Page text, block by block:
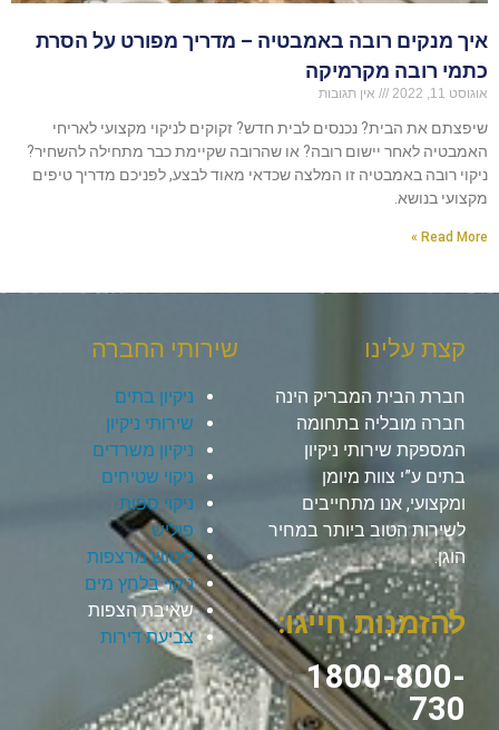
איך מנקים רובה באמבטיה – מדריך מפורט על הסרת
כתמי רובה מקרמיקה
אוגוסט 11, 2022 אין תגובות
שיפצתם את הבית? נכנסים לבית חדש? זקוקים לניקוי מקצועי לאריחי
האמבטיה לאחר יישום רובה? או שהרובה שקיימת כבר מתחילה להשחיר?
ניקוי רובה באמבטיה זו המלצה שכדאי מאוד לבצע, לפניכם מדריך טיפים
מקצועי בנושא.
Read More »
קצת עלינו
חברת הבית המבריק הינה
חברה מובליה בתחומה
המספקת שירותי ניקיון
בתים ע”י צוות מיומן
ומקצועי, אנו מתחייבים
לשירות הטוב ביותר במחיר
הוגן.
להזמנות חייגו:
1800-800-
730
שירותי החברה
ניקיון בתים
שירותי ניקיון
ניקיון משרדים
ניקוי שטיחים
ניקוי ספות
פוליש
ליטוש מרצפות
ניקוי בלחץ מים
שאיבת הצפות
צביעת דירות